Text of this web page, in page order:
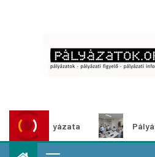
pályázata Pályázat